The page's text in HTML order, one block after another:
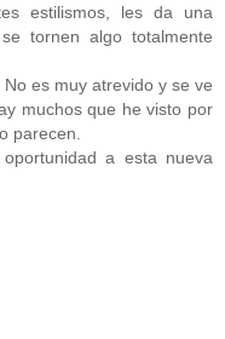
estilismos, les da una
tornen algo totalmente
es muy atrevido y se ve
muchos que he visto por
parecen.
a esta nueva